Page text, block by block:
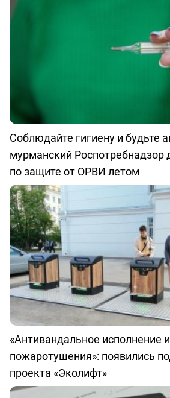
Соблюдайте гигиену и будьте
мурманский Роспотребнадзор
по защите от ОРВИ летом
«Антивандальное исполнение
пожаротушения»: появились
проекта «Эколифт»